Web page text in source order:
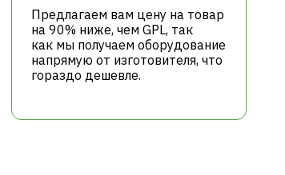
Предлагаем вам цену на товар
на 90% ниже, чем GPL, так
как мы получаем оборудование
напрямую от изготовителя, что
гораздо дешевле.